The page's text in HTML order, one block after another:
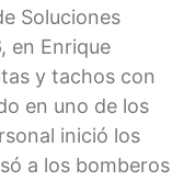
Soluciones
en Enrique
y tachos con
en uno de los
inició los
a los bomberos